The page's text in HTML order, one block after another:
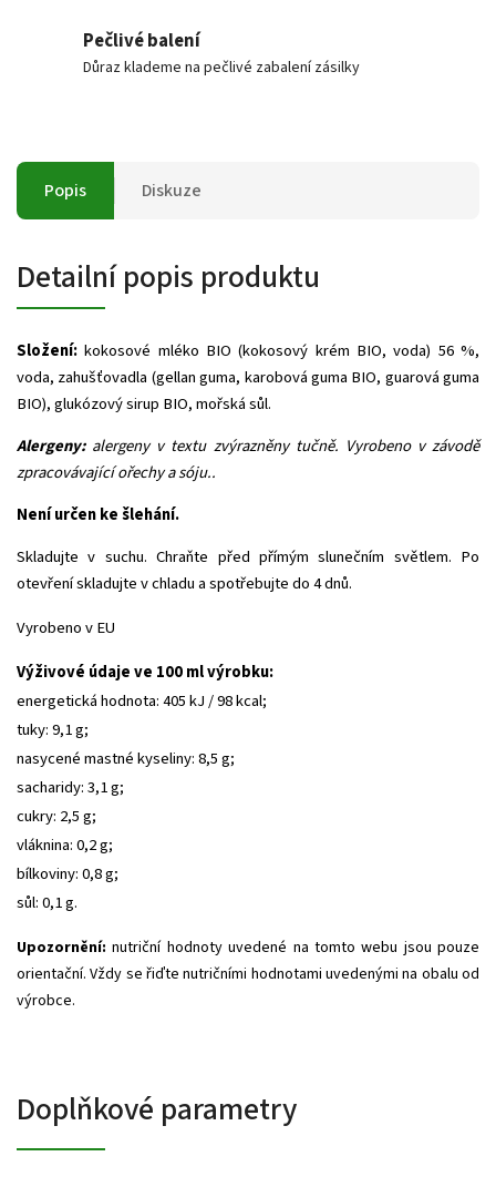
Pečlivé balení
Důraz klademe na pečlivé zabalení zásilky
Popis Diskuze
Detailní popis produktu
Složení:kokosové mléko BIO (kokosový krém BIO, voda) 56 %,
voda, zahušťovadla (gellan guma, karobová guma BIO, guarová guma
BIO), glukózový sirup BIO, mořská sůl.
Alergeny:alergeny v textu zvýrazněny tučně. Vyrobeno v závodě
zpracovávající ořechy a sóju..
Není určen ke šlehání.
Skladujte v suchu. Chraňte před přímým slunečním světlem. Po
otevření skladujte v chladu a spotřebujte do 4 dnů.
Vyrobeno v EU
Výživové údaje ve 100 ml výrobku:
energetická hodnota: 405 kJ / 98 kcal;
tuky: 9,1 g;
nasycené mastné kyseliny: 8,5 g;
sacharidy: 3,1 g;
cukry: 2,5 g;
vláknina: 0,2 g;
bílkoviny: 0,8 g;
sůl: 0,1 g.
Upozornění: nutriční hodnoty uvedené na tomto webu jsou pouze
orientační. Vždy se řiďte nutričními hodnotami uvedenými na obalu od
výrobce.
Doplňkové parametry